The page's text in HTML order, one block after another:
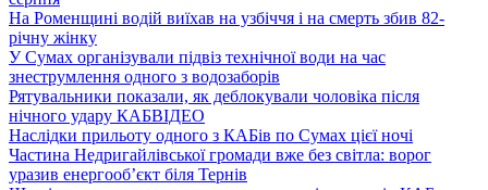
На Роменщині водій виїхав на узбіччя і на смерть збив 82-
річну жінку
У Сумах організували підвіз технічної води на час
знеструмлення одного з водозаборів
Рятувальники показали, як деблокували чоловіка після
нічного удару КАБВІДЕО
Наслідки прильоту одного з КАБів по Сумах цієї ночі
Частина Недригайлівської громади вже без світла: ворог
уразив енергооб’єкт біля Тернів